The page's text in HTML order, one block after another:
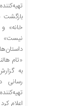
بازگشت
خانه»
نیست»
«تام
به
رسانی
اعلام